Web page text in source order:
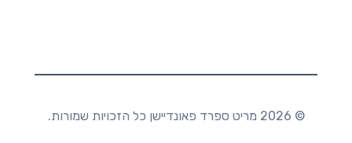
© 2026 מריט ספרד פאונדיישן כל הזכויות שמורות.